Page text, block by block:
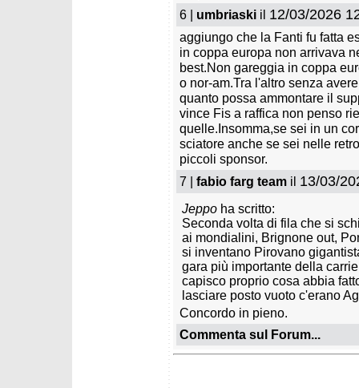
6 | umbriaski il 12/03/2026
aggiungo che la Fanti fu fatta
in coppa europa non arrivava
best.Non gareggia in coppa
o nor-am.Tra l'altro senza
quanto possa ammontare il
vince Fis a raffica non penso
quelle.Insomma,se sei in un
sciatore anche se sei nelle
piccoli sponsor.
7 | fabio farg team il 13/03/
Jeppo ha scritto:
Seconda volta di fila che si
ai mondialini, Brignone out,
si inventano Pirovano
gara più importante della
capisco proprio cosa abbia
lasciare posto vuoto c'erano
Concordo in pieno.
Commenta sul Forum...